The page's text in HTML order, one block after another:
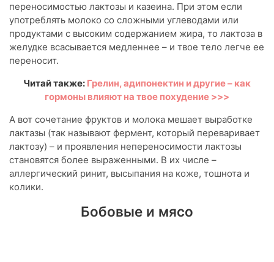
переносимостью лактозы и казеина. При этом если
употреблять молоко со сложными углеводами или
продуктами с высоким содержанием жира, то лактоза в
желудке всасывается медленнее – и твое тело легче ее
переносит.
Читай также: Грелин, адипонектин и другие – как
гормоны влияют на твое похудение >>>
А вот сочетание фруктов и молока мешает выработке
лактазы (так называют фермент, который переваривает
лактозу) – и проявления непереносимости лактозы
становятся более выраженными. В их числе –
аллергический ринит, высыпания на коже, тошнота и
колики.
Бобовые и мясо